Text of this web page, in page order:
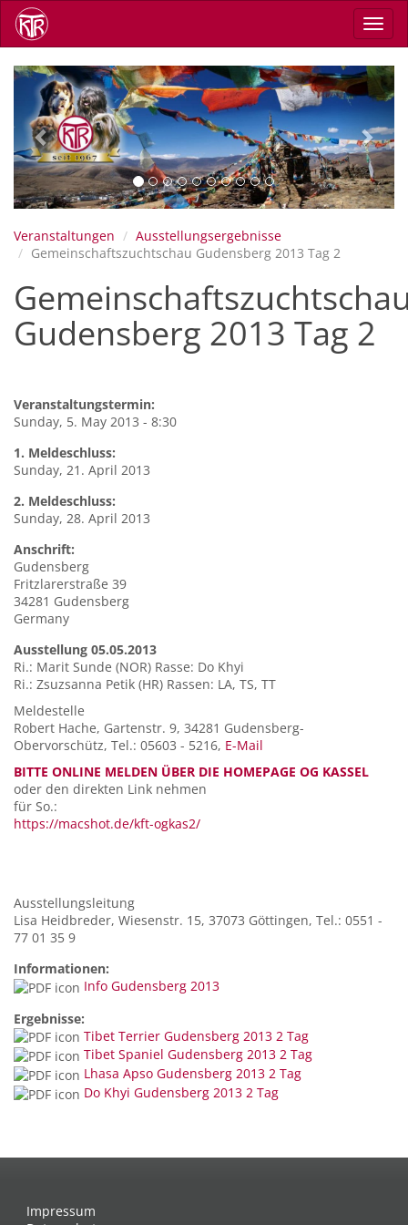
Skip
main
Previous Next
Veranstaltungen
Ausstellungsergebnisse
Gemeinschaftszuchtschau Gudensberg 2013 Tag 2
Gudensberg 2013 Tag 2
Veranstaltungstermin:
Sunday, 5. May 2013 - 8:30
1. Meldeschluss:
Sunday, 21. April 2013
2. Meldeschluss:
Sunday, 28. April 2013
Anschrift:
Gudensberg
Fritzlarerstraße 39
34281 Gudensberg
Germany
Ausstellung 05.05.2013
Ri.: Marit Sunde (NOR) Rasse: Do Khyi
Ri.: Zsuzsanna Petik (HR) Rassen: LA, TS, TT
Meldestelle
Robert Hache, Gartenstr. 9, 34281 Gudensberg-
Obervorschütz, Tel.: 05603 - 5216, E-Mail
BITTE ONLINE MELDEN ÜBER DIE HOMEPAGE OG KASSEL
oder den direkten Link nehmen
für So.:
https://macshot.de/kft-ogkas2/
Ausstellungsleitung
Lisa Heidbreder, Wiesenstr. 15, 37073 Göttingen, Tel.: 0551 -
77 01 35 9
Informationen:
Info Gudensberg 2013
Ergebnisse:
Tibet Terrier Gudensberg 2013 2 Tag
Tibet Spaniel Gudensberg 2013 2 Tag
Lhasa Apso Gudensberg 2013 2 Tag
Do Khyi Gudensberg 2013 2 Tag
Impressum